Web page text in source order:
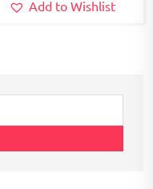
Add to Wishlist